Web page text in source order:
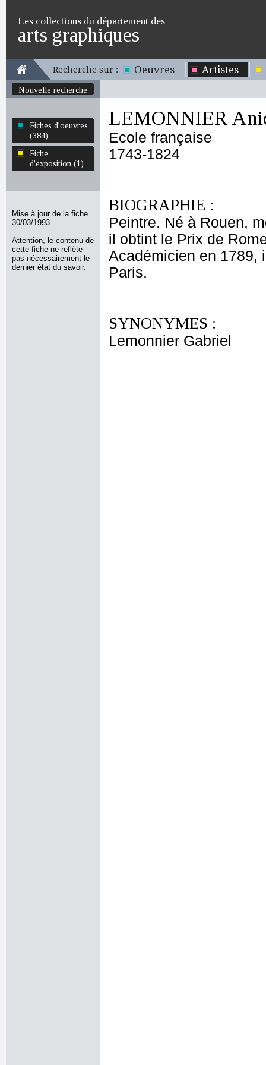
Les collections du département des
arts graphiques
Recherche sur : Oeuvres Artistes
Nouvelle recherche
Fiches d'oeuvres
(384)
Fiche
d'exposition (1)
Mise à jour de la fiche
30/03/1993
Attention, le contenu de
cette fiche ne reflète
pas nécessairement le
dernier état du savoir.
LEMONNIER
Ecole française
1743-1824
BIOGRAPHIE :
Peintre. Né à Rouen,
il obtint le Prix de
Académicien en 1789,
Paris.
SYNONYMES :
Lemonnier Gabriel